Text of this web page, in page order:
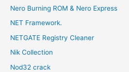
Nero Burning ROM & Nero Express
NET Framework.
NETGATE Registry Cleaner
Nik Collection
Nod32 crack